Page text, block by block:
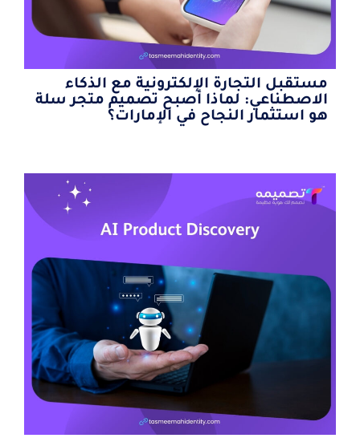
مستقبل التجارة الإلكترونية مع الذكاء
الاصطناعي: لماذا أصبح تصميم متجر سلة
هو استثمار النجاح في الإمارات؟